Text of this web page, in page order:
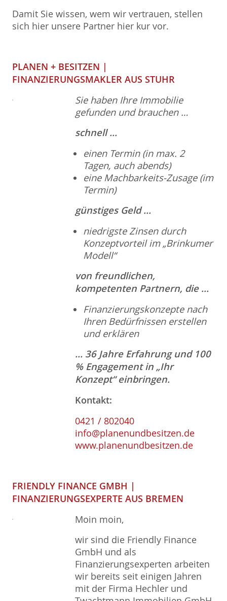
Damit Sie wissen, wem wir vertrauen, stellen
sich hier unsere Partner hier kur vor.
PLANEN + BESITZEN |
FINANZIERUNGSMAKLER AUS STUHR
Sie haben Ihre Immobilie
gefunden und brauchen …
schnell …
einen Termin (in max. 2
Tagen, auch abends)
eine Machbarkeits-Zusage (im
Termin)
günstiges Geld …
niedrigste Zinsen durch
Konzeptvorteil im „Brinkumer
Modell“
von freundlichen,
kompetenten Partnern, die …
Finanzierungskonzepte nach
Ihren Bedürfnissen erstellen
und erklären
… 36 Jahre Erfahrung und 100
% Engagement in „Ihr
Konzept“ einbringen.
Kontakt:
0421 / 802040
info@planenundbesitzen.de
www.planenundbesitzen.de
FRIENDLY FINANCE GMBH |
FINANZIERUNGSEXPERTE AUS BREMEN
Moin moin,
wir sind die Friendly Finance
GmbH und als
Finanzierungsexperten arbeiten
wir bereits seit einigen Jahren
mit der Firma Hechler und